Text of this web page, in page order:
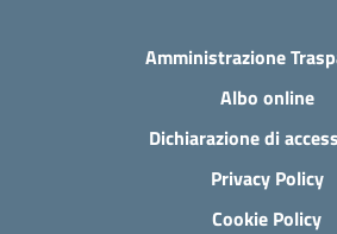
Amministrazione
Albo online
Dichiarazione di
Privacy Policy
Cookie Policy